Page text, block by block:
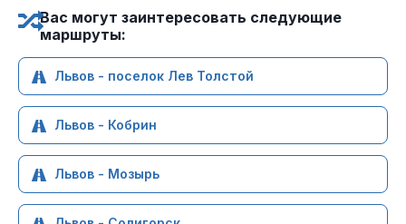
Вас могут заинтересовать следующие
маршруты:
Львов - поселок Лев Толстой
Львов - Кобрин
Львов - Мозырь